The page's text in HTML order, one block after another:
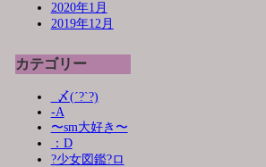
2020年1月
2019年12月
カテゴリー
_〆(´?`?)
-A
〜sm大好き〜
：D
?少女図鑑?ロ